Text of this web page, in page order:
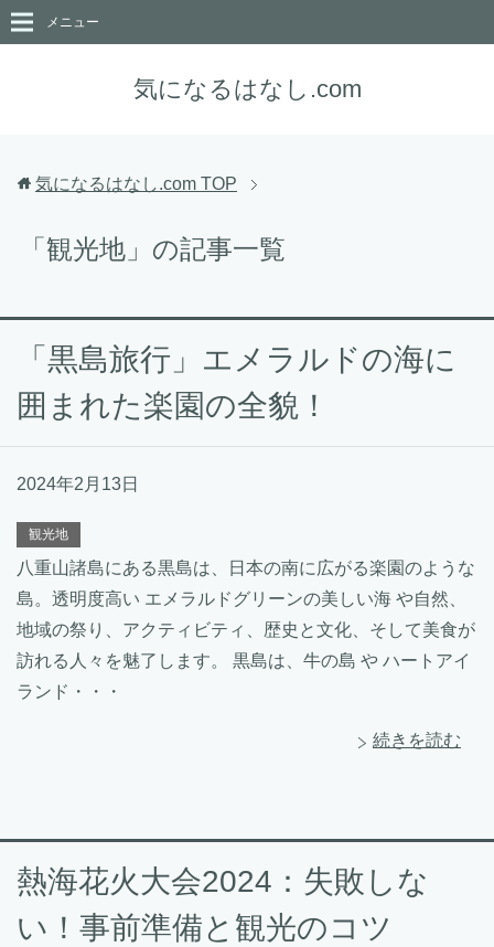
気になるはなし.com
メニュー
気になるはなし.com TOP
「観光地」の記事一覧
「黒島旅行」エメラルドの海に
囲まれた楽園の全貌！
2024年2月13日
観光地
八重山諸島にある黒島は、日本の南に広がる楽園のような
島。透明度高い エメラルドグリーンの美しい海 や自然、
地域の祭り、アクティビティ、歴史と文化、そして美食が
訪れる人々を魅了します。 黒島は、牛の島 や ハートアイ
ランド・・・
続きを読む
熱海花火大会2024：失敗しな
い！事前準備と観光のコツ